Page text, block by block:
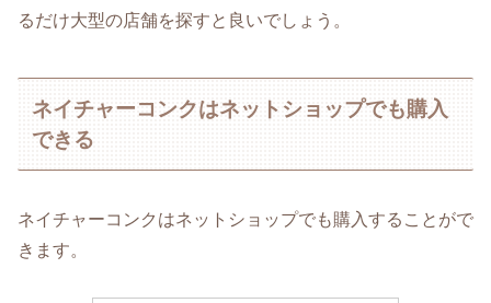
るだけ大型の店舗を探すと良いでしょう。
ネイチャーコンクはネットショップでも購入
できる
ネイチャーコンクはネットショップでも購入することがで
きます。